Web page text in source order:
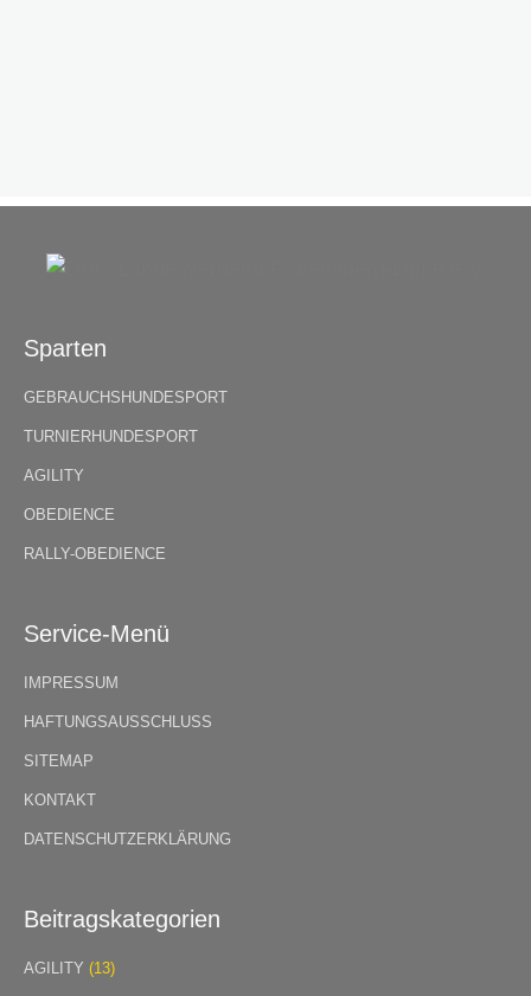
Sparten
GEBRAUCHSHUNDESPORT
TURNIERHUNDESPORT
AGILITY
OBEDIENCE
RALLY-OBEDIENCE
Service-Menü
IMPRESSUM
HAFTUNGSAUSSCHLUSS
SITEMAP
KONTAKT
DATENSCHUTZERKLÄRUNG
Beitragskategorien
AGILITY (13)